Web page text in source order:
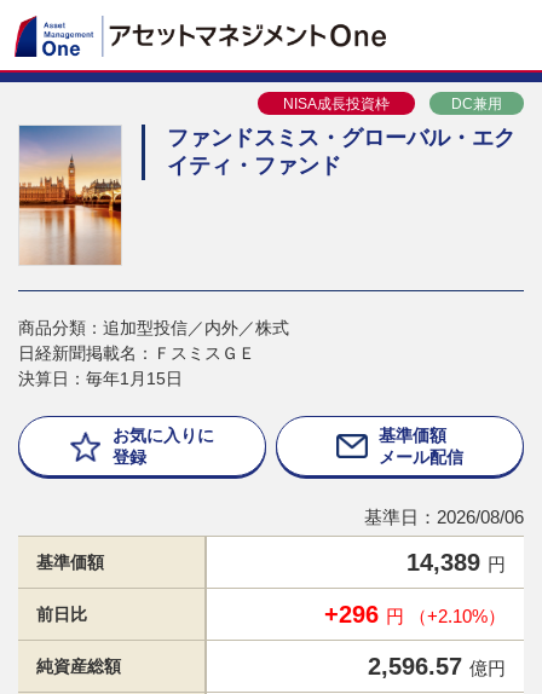
NISA成長投資枠 DC兼用
ファンドスミス・グローバル・エク
イティ・ファンド
商品分類：追加型投信／内外／株式
日経新聞掲載名：ＦスミスＧＥ
決算日：毎年1月15日
お気に入りに
登録
基準価額
メール配信
基準日：2026/08/06
基準価額 14,389 円
前日比 +296 円 （+2.10%）
純資産総額 2,596.57 億円